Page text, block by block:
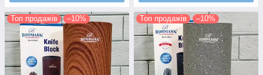
Топ продажів –10% Топ продажів –10%